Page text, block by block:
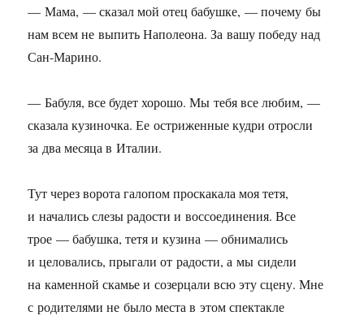
— Мама, — сказал мой отец бабушке, — почему бы
нам всем не выпить Наполеона. За вашу победу над
Сан-Марино.
— Бабуля, все будет хорошо. Мы тебя все любим, —
сказала кузиночка. Ее остриженные кудри отросли
за два месяца в Италии.
Тут через ворота галопом проскакала моя тетя,
и начались слезы радости и воссоединения. Все
трое — бабушка, тетя и кузина — обнимались
и целовались, прыгали от радости, а мы сидели
на каменной скамье и созерцали всю эту сцену. Мне
с родителями не было места в этом спектакле